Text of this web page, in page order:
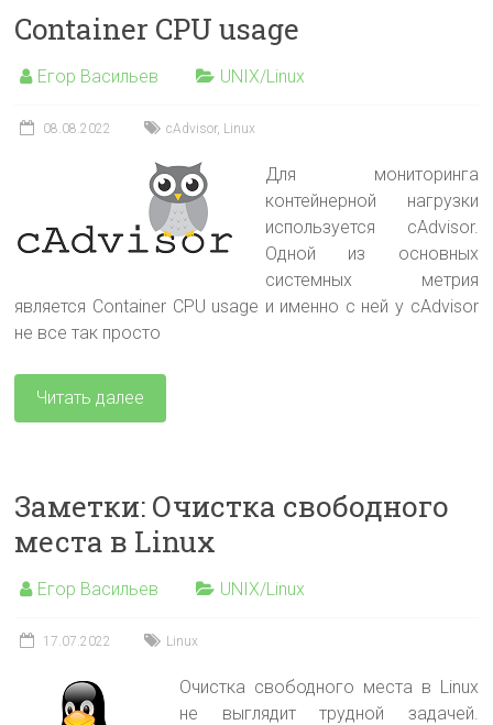
Container CPU usage
Егор Васильев UNIX/Linux
08.08.2022 cAdvisor, Linux
Для мониторинга
контейнерной нагрузки
используется cAdvisor.
Одной из основных
системных метрия
является Container CPU usage и именно с ней у cAdvisor
не все так просто
Читать далее
Заметки: Очистка свободного
места в Linux
Егор Васильев UNIX/Linux
17.07.2022 Linux
Очистка свободного места в Linux
не выглядит трудной задачей.